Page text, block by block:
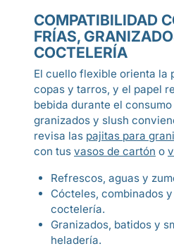
COMPATIBILIDAD
FRÍAS,
COCTELERÍA
El cuello flexible orienta la
copas y tarros, y el papel
bebida durante el
granizados y slush
revisa las pajitas para
con tus vasos de cartón o
Refrescos, aguas y
Cócteles, combinados
coctelería.
Granizados, batidos y
heladería.